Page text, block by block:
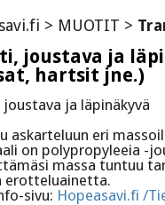
> MUOTIT >
joustava ja
hartsit jne.)
ja läpinäkyvä
askarteluun eri
on polypropyleeia -
massa tuntuu
erotteluainetta.
sivu: Hopeasavi.fi /